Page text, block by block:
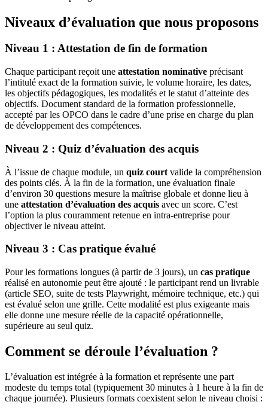
Niveaux d’évaluation que nous proposons
Niveau 1 : Attestation de fin de formation
Chaque participant reçoit une attestation nominative précisant
l’intitulé exact de la formation suivie, le volume horaire, les dates,
les objectifs pédagogiques, les modalités et le statut d’atteinte des
objectifs. Document standard de la formation professionnelle,
accepté par les OPCO dans le cadre d’une prise en charge du plan
de développement des compétences.
Niveau 2 : Quiz d’évaluation des acquis
À l’issue de chaque module, un quiz court valide la compréhension
des points clés. À la fin de la formation, une évaluation finale
d’environ 30 questions mesure la maîtrise globale et donne lieu à
une attestation d’évaluation des acquis avec un score. C’est
l’option la plus couramment retenue en intra-entreprise pour
objectiver le niveau atteint.
Niveau 3 : Cas pratique évalué
Pour les formations longues (à partir de 3 jours), un cas pratique
réalisé en autonomie peut être ajouté : le participant rend un livrable
(article SEO, suite de tests Playwright, mémoire technique, etc.) qui
est évalué selon une grille. Cette modalité est plus exigeante mais
elle donne une mesure réelle de la capacité opérationnelle,
supérieure au seul quiz.
Comment se déroule l’évaluation ?
L’évaluation est intégrée à la formation et représente une part
modeste du temps total (typiquement 30 minutes à 1 heure à la fin de
chaque journée). Plusieurs formats coexistent selon le niveau choisi :